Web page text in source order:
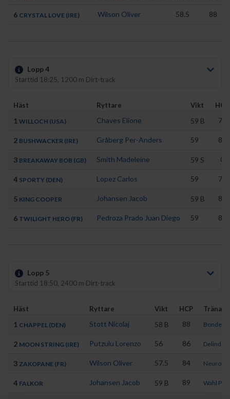
6 CRYSTAL LOVE (IRE) Wilson Oliver 58.5 88
Lopp 4
Starttid 18:25, 1200 m Dirt-track
Häst Ryttare Vikt HCP
1 WILLOCH (USA) Chaves Elione 59 B 78
2 BUSHWACKER (IRE) Gråberg Per-Anders 59 81
3 BREAKAWAY BOB (GB) Smith Madeleine 59 S 0
4 SPORTY (DEN) Lopez Carlos 59 79
5 KING COOPER Johansen Jacob 59 B 80
6 TWILIGHT HERO (FR) Pedroza Prado Juan Diego 59 81
Lopp 5
Starttid 18:50, 2400 m Dirt-track
Häst Ryttare Vikt HCP Tränare
1 CHAPPEL (DEN) Stott Nicolaj 58 B 88 Bonde
2 MOON STRING (IRE) Putzulu Lorenzo 56 86 Delinder
3 ZAKOPANE (FR) Wilson Oliver 57.5 84 Neuroth
4 FALKOR Johansen Jacob 59 B 89 Wahl